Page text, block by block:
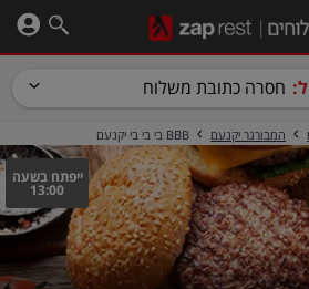
חסרה כתובת משלוח
המבורגר יקנעם BBB בי בי בי יקנעם
ייפתח בשעה
13:00